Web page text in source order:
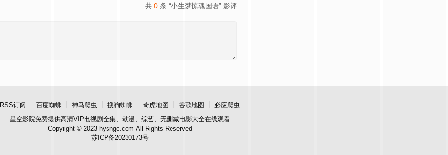
共 0 条 “小生梦惊魂国语” 影评
RSS订阅 百度蜘蛛 神马爬虫 搜狗蜘蛛 奇虎地图 谷歌地图
必应爬虫
星空影院免费提供高清VIP电视剧全集、动漫、综艺、无删减电影大全在线观看
Copyright © 2023 hysngc.com All Rights Reserved
苏ICP备20230173号